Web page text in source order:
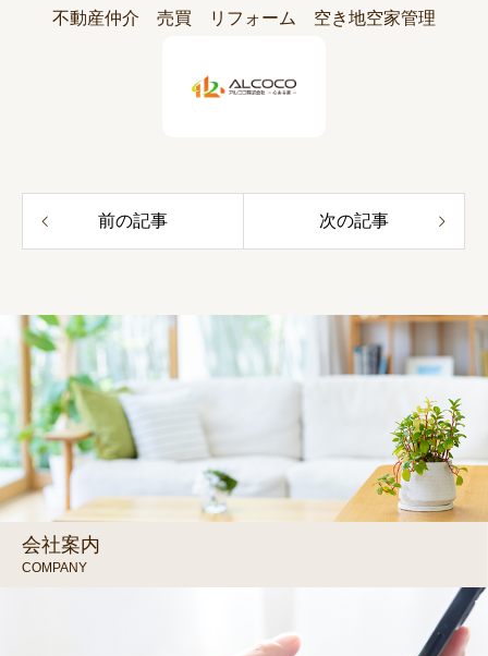
不動産仲介 売買 リフォーム 空き地空家管理
前の記事 次の記事
会社案内
COMPANY